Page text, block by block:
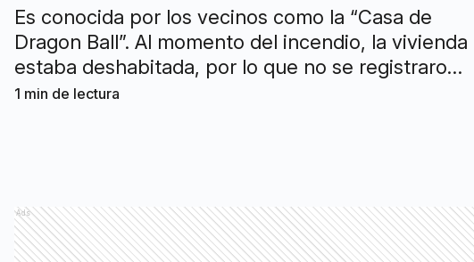
Es conocida por los vecinos como la “Casa de
Dragon Ball”. Al momento del incendio, la vivienda
estaba deshabitada, por lo que no se registraron
personas lesionadas.
1 min de lectura
Ads